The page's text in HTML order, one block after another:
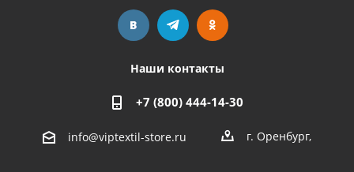
Наши контакты
+7 (800) 444-14-30
info@viptextil-store.ru г. Оренбург,